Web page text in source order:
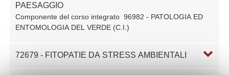
PAESAGGIO
Componente del corso integrato96982 - PATOLOGIA ED
ENTOMOLOGIA DEL VERDE (C.I.)
72679 - FITOPATIE DA STRESS AMBIENTALI